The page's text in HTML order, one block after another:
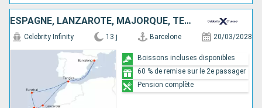
ESPAGNE, LANZAROTE, MAJORQUE, TENERIFE, PORTUGAL, MAROC
Celebrity Infinity 13 j Barcelone 20/03/2028
Boissons incluses disponibles
60 % de remise sur le 2e passager
Pension complète